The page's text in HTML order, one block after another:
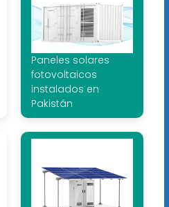
Paneles solares
fotovoltaicos
instalados en
Pakistán